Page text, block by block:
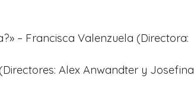
– Francisca Valenzuela (Directora:
Alex Anwandter y Josefina